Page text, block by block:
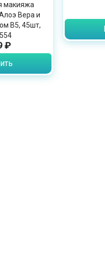
макияжа
Вера и
B5, 45шт,
₽